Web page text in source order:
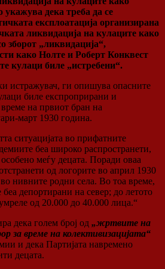
укажува дека треба да се
експлоатација организирана
ликвидација на кулаците како
зборот „ликвидација“,
како Нолте и Роберт Конквест
кулаци биле „истребени“.
истражувач, ги опишува опасните
биле експроприрани и
на првиот бран на
март 1930 година.
ситуацијата во прифатните
беа широко распространети,
меѓу децата. Поради оваа
од логорите во април 1930
нивните родни села. Во тоа време,
депортирани на север; до летото
од 20.000 до 40.000 лица.“
дека голем број од „жртвите на
за време на колективизацијата“
и дека Партијата навремено
децата.